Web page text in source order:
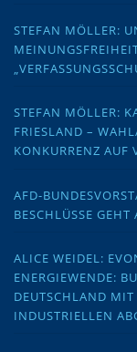
STEFAN MÖLLER:
STEFAN MÖLLER:
FRIESLAND –
KONKURRENZ AUF
AFD-
BESCHLÜSSE
ALICE WEIDEL:
ENERGIEWENDE:
DEUTSCHLAND
INDUSTRIELLEN